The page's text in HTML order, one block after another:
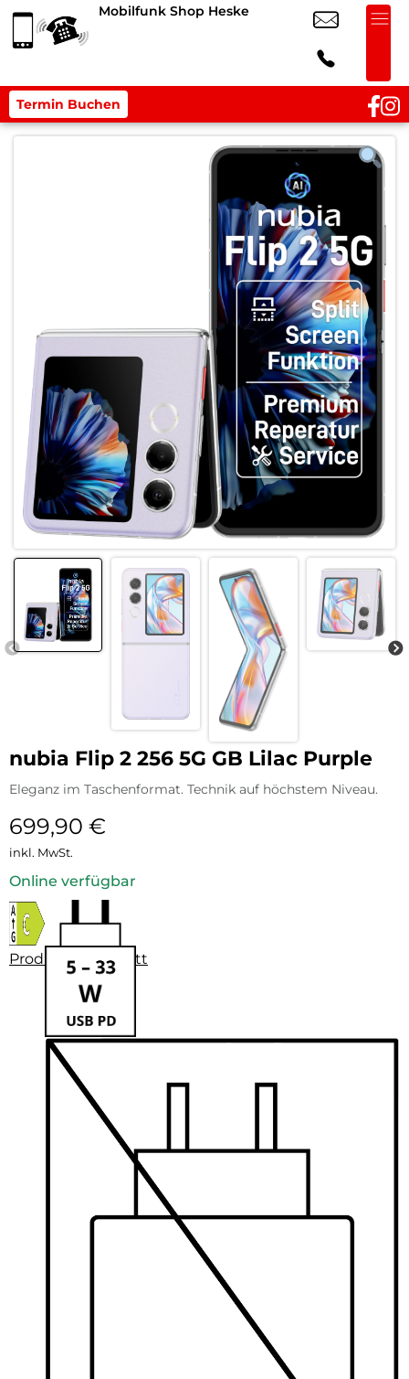
Mobilfunk Shop Heske
Termin Buchen
nubia Flip 2 256 5G GB Lilac Purple
Eleganz im Taschenformat. Technik auf höchstem Niveau.
699,90 €
inkl. MwSt.
Online verfügbar
Produktdatenblatt